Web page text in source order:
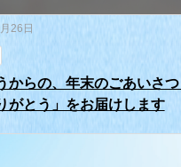
26日
からの、年末のごあいさ
がとう」をお届けします